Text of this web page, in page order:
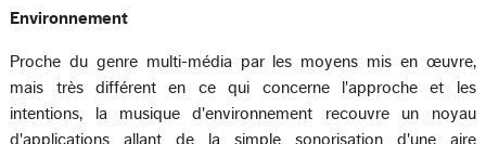
Environnement
Proche du genre multi-média par les moyens mis en œuvre,
mais très différent en ce qui concerne l'approche et les
intentions, la musique d'environnement recouvre un noyau
d'applications allant de la simple sonorisation d'une aire